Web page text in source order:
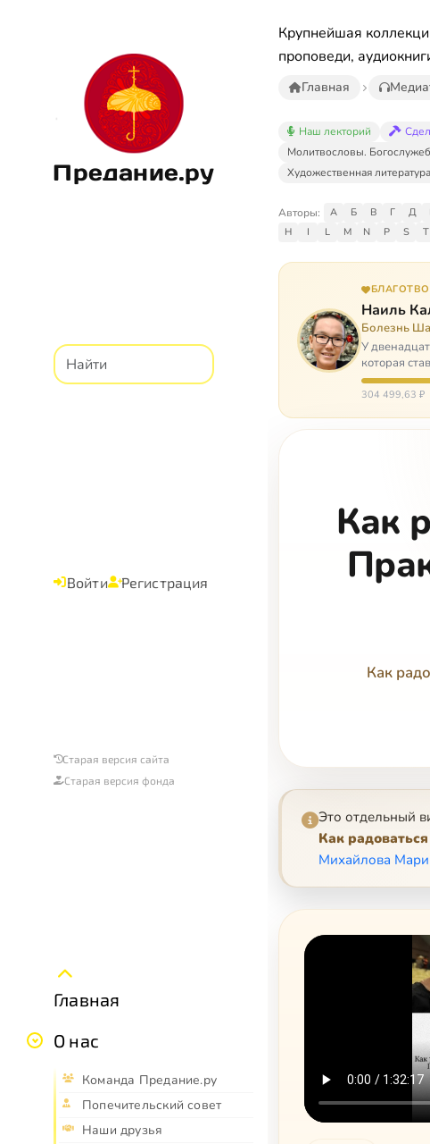
Предание.ру
Войти Регистрация
Старая версия сайта
Старая версия фонда
Главная
О нас
Команда Предание.ру
Попечительский совет
Наши друзья
Крупнейшая
проповеди,
Главная
Наш лекторий
Молитвословы.
Художественная литература
Авторы: А Б В Г Д
H
I L M N P S T
Наиль
Болезнь
У
которая
304 499,63 ₽
Как
Как
Это отдельный
Как
Михайлова